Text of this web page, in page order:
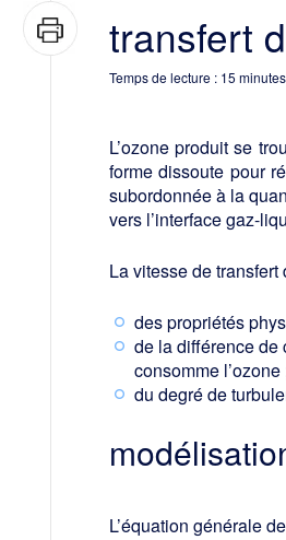
transfert
Temps de lecture : 15 minutes
L’ozone produit se
forme dissoute pour
subordonnée à la
vers l’interface gaz-
La vitesse de transfert
des propriétés
de la différence de
consomme l’ozone
du degré de
L’équation générale